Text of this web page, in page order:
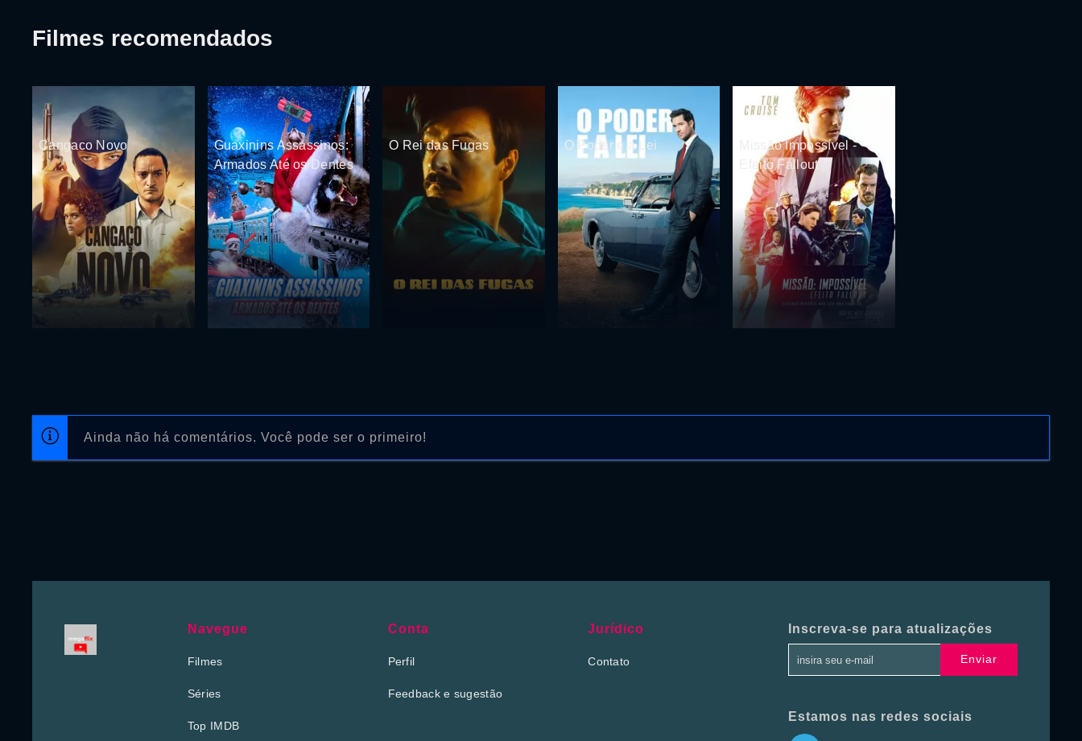
Ainda não há comentários. Você pode ser o primeiro!
Filmes recomendados
Cangaco Novo
Guaxinins Assassinos:
Armados Até os Dentes
O Rei das Fugas O Poder e a Lei
Missão Impossível -
Efeito Fallout
Navegue
Filmes
Séries
Top IMDB
Conta
Perfil
Feedback e sugestão
Jurídico
Contato
Inscreva-se para atualizações
Enviar
Estamos nas redes sociais